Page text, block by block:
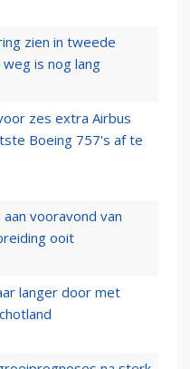
zien in tweede
is nog lang
zes extra Airbus
Boeing 757's af te
aan vooravond van
ooit
langer door met